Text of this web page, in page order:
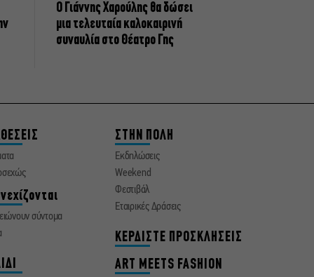
Ο Γιάννης Χαρούλης θα δώσει
μια τελευταία καλοκαιρινή
συναυλία στο Θέατρο Γης
σύντομα
ΣΤΗΝ ΠΟΛΗ
Εκδηλώσεις
Weekend
Φεστιβάλ
Εταιρικές Δράσεις
ΚΕΡΔΙΣΤΕ ΠΡΟΣΚΛΗΣΕΙΣ
ART MEETS FASHION